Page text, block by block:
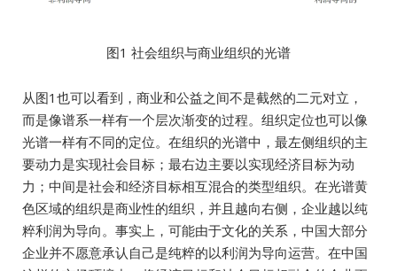
图1 社会组织与商业组织的光谱
从图1也可以看到，商业和公益之间不是截然的二元对立，
而是像谱系一样有一个层次渐变的过程。组织定位也可以像
光谱一样有不同的定位。在组织的光谱中，最左侧组织的主
要动力是实现社会目标；最右边主要以实现经济目标为动
力；中间是社会和经济目标相互混合的类型组织。在光谱黄
色区域的组织是商业性的组织，并且越向右侧，企业越以纯
粹利润为导向。事实上，可能由于文化的关系，中国大部分
企业并不愿意承认自己是纯粹的以利润为导向运营。在中国